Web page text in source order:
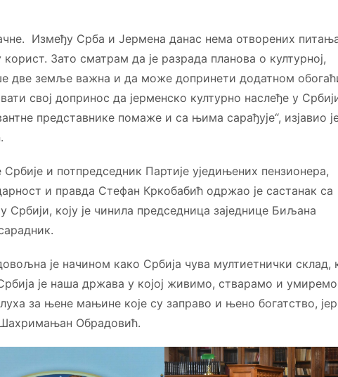
Између Срба и Јермена данас нема отворених
Зато сматрам да је разрада планова о културној,
две земље важна и да може допринети додатном
свој допринос да јерменско културно наслеђе у
представнике помаже и са њима сарађује“, изјавио
и потпредседник Партије уједињених пензионера,
и правда Стефан Кркобабић одржао је састанак са
Србији, коју je чинила председница заједнице Биљана
је начином како Србија чува мултиетнички склад,
је наша држава у којој живимо, стварамо и
за њене мањине које су заправо и њено богатство, јер
Шахримањан Обрадовић.